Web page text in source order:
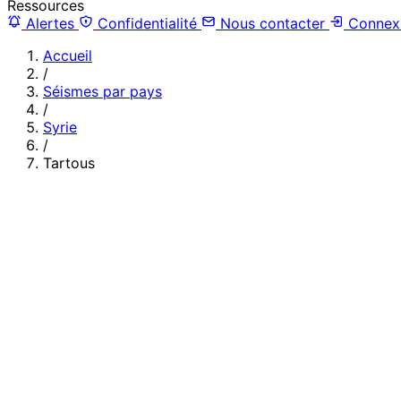
Ressources
Alertes
Confidentialité Nous contacter
Accueil
/
Séismes par pays
/
Syrie
/
Tartous